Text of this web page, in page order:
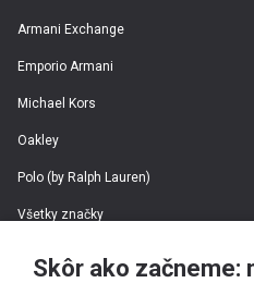
Armani Exchange
Emporio Armani
Michael Kors
Oakley
Polo (by Ralph Lauren)
Všetky značky
Skôr ako začneme: